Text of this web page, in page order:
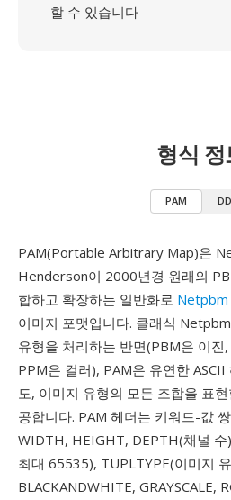
할 수 있습니다
형식 정
PAM
PAM(Portable Arbitrary Map)은
Henderson이 2000년경 원래의
합하고 확장하는 일반화로 Netpbm
이미지 포맷입니다. 클래식
유형을 처리하는 반면(PBM은 이진
PPM은 컬러), PAM은 유연한
도, 이미지 유형의 모든 조합을 표
공합니다. PAM 헤더는 키워드-값
WIDTH, HEIGHT, DEPTH(채널 수
최대 65535), TUPLTYPE(이미지
BLACKANDWHITE, GRAYSCALE,